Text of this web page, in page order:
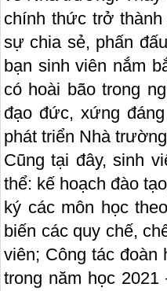
chính thức trở
sự chia sẻ, phấn
bạn sinh viên nắm
có hoài bão trong
đạo đức, xứng
phát triển Nhà
Cũng tại đây, sinh
thể: kế hoạch đào
ký các môn học
biến các quy chế,
viên; Công tác đoàn
trong năm học